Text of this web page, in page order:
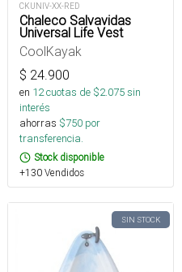
CKUNIV-XX-RED
Chaleco Salvavidas
Universal Life Vest
CoolKayak
$ 24.900
en 12cuotas de $2.075sin
interés
ahorras $750 por
transferencia.
Stock disponible
+130 Vendidos
SIN STOCK